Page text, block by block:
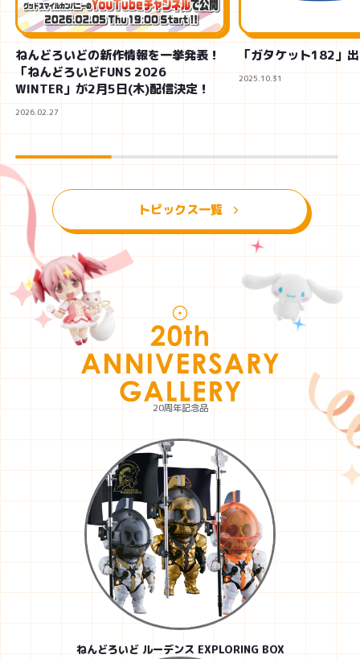
ねんどろいどの新作情報を一挙発表！
「ねんどろいどFUNS 2026
WINTER」が2月5日(木)配信決定！
2026.02.27
「ガタケット182」
2025.10.31
トピックス一覧
20周年記念品
ねんどろいど ルーデンス EXPLORING BOX